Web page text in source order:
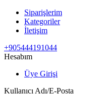
Siparişlerim
Kategoriler
İletişim
+905444191044
Hesabım
Üye Girişi
Kullanıcı Adı/E-Posta